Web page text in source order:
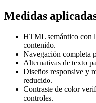
Medidas
HTML semántico con
contenido.
Navegación completa
Alternativas de texto
Diseños responsive y
reducido.
Contraste de color
controles.